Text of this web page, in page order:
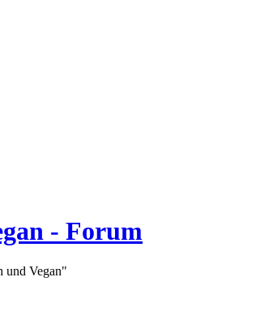
- Forum
und Vegan"